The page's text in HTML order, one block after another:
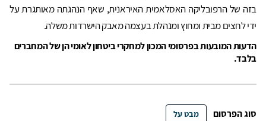
בזה של הרפובליקה האסלאמית האיראנית, שאף הנהגתה מאותגרת על
ידי לחצים מבית ומחוץ ומנהלת בעצמה מאבק הישרדות משלה.
הדעות המובעות בפרסומי המכון למחקרי ביטחון לאומי הן של המחברים
בלבד.
סוג הפרסום מבט על